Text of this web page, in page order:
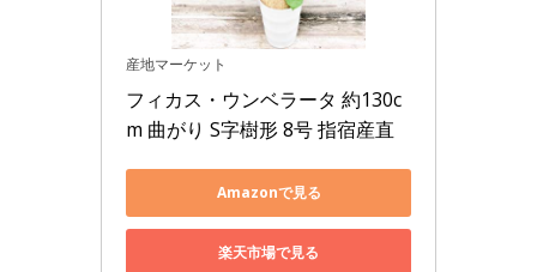
産地マーケット
フィカス・ウンベラータ 約130c
m 曲がり S字樹形 8号 指宿産直
Amazonで見る
楽天市場で見る